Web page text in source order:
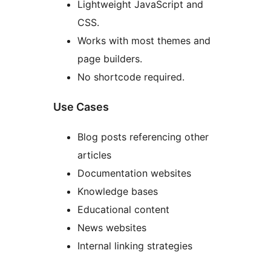
Lightweight JavaScript and
CSS.
Works with most themes and
page builders.
No shortcode required.
Use Cases
Blog posts referencing other
articles
Documentation websites
Knowledge bases
Educational content
News websites
Internal linking strategies